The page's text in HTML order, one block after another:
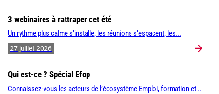
3 webinaires à rattraper cet été
Un rythme plus calme s’installe, les réunions s’espacent, les...
27 juillet 2026
Qui est-ce ? Spécial Efop
Connaissez-vous les acteurs de l’écosystème Emploi, formation et...